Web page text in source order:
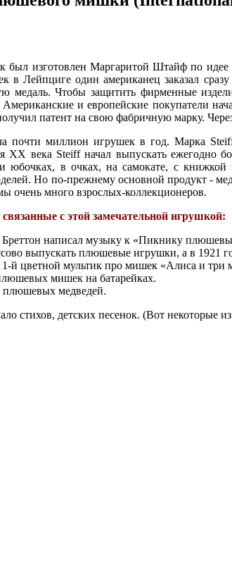
был изготовлен Маргаритой Штайф по
в Лейпциге один американец заказал
медаль. Чтобы защитить фирменные
и европейские покупатели
патент на свою фабричную марку.
почти миллион игрушек в год. Марка
ХХ века Steiff начал выпускать ежегодно
в очках, на самокате, с книжкой
Но по-прежнему основной продукт -
очень много взрослых-коллекционеров.
с этой замечательной игрушкой:
написал музыку к «Пикнику
выпускать плюшевые игрушки, а в 1921
1-й цветной мультик про мишек «Алиса и
мишек на батарейках.
плюшевых медведей.
стихов, детских песенок. (Вот некоторые